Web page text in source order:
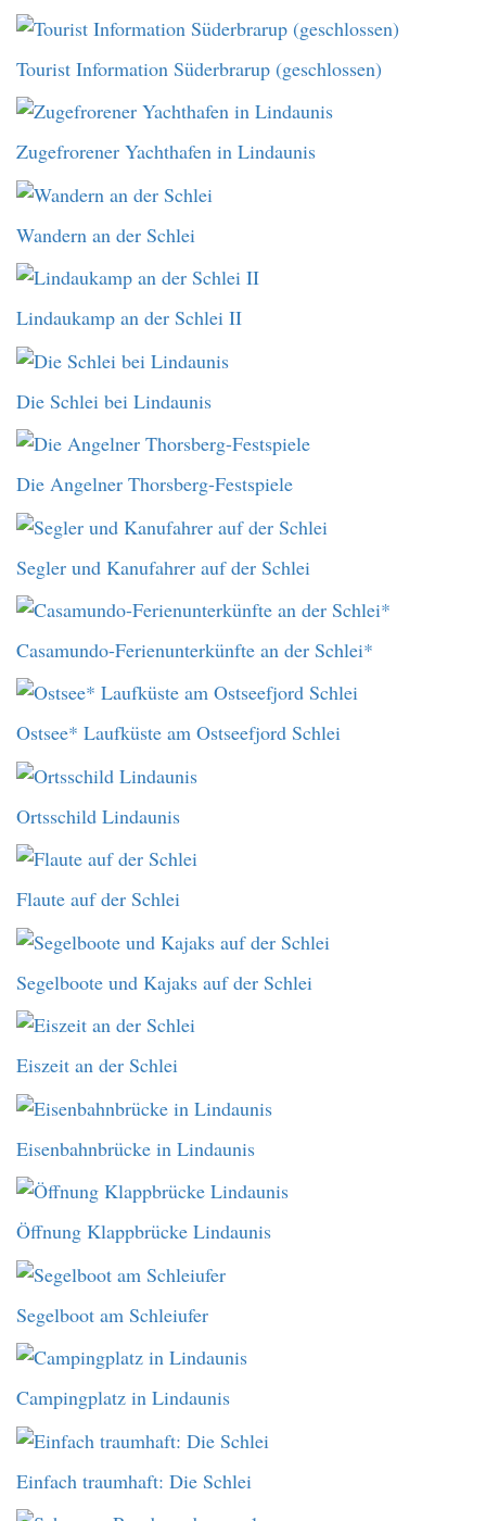
Tourist Information Süderbrarup (geschlossen)
Zugefrorener Yachthafen in Lindaunis
Wandern an der Schlei
Lindaukamp an der Schlei II
Die Schlei bei Lindaunis
Die Angelner Thorsberg-Festspiele
Segler und Kanufahrer auf der Schlei
Casamundo-Ferienunterkünfte an der Schlei*
Ostsee* Laufküste am Ostseefjord Schlei
Ortsschild Lindaunis
Flaute auf der Schlei
Segelboote und Kajaks auf der Schlei
Eiszeit an der Schlei
Eisenbahnbrücke in Lindaunis
Öffnung Klappbrücke Lindaunis
Segelboot am Schleiufer
Campingplatz in Lindaunis
Einfach traumhaft: Die Schlei